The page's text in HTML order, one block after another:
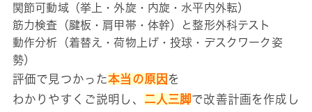
関節可動域（挙上・外旋・内旋・水平内外転）
筋力検査（腱板・肩甲帯・体幹）と整形外科テスト
動作分析（着替え・荷物上げ・投球・デスクワーク姿
勢）
評価で見つかった本当の原因 を
わかりやすくご説明し、 二人三脚で改善計画を作成し